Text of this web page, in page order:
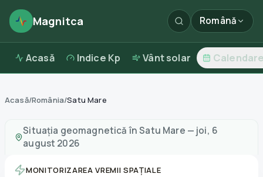
Magnitca Română
Acasă Indice Kp Vânt solar
Acasă/România/Satu Mare
Situația geomagnetică în Satu Mare — joi, 6
august 2026
MONITORIZAREA VREMII SPAȚIALE